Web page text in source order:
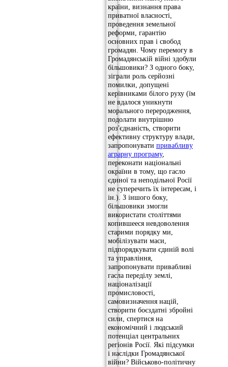
країни, визнання права
приватної власності,
проведення земельної
реформи, гарантію
основних прав і свобод
громадян. Чому перемогу в
Громадянській війні здобули
більшовики? З одного боку,
зіграли роль серйозні
помилки, допущені
керівниками білого руху (їм
не вдалося уникнути
морального переродження,
подолати внутрішню
роз'єднаність, створити
ефективну структуру влади,
запропонувати привабливу
аграрну програму,
переконати національні
окраїни в тому, що гасло
єдиної та неподільної Росії
не суперечить їх інтересам, і
ін.). З іншого боку,
більшовики змогли
використати століттями
копившееся невдоволення
старими порядку ми,
мобілізувати маси,
підпорядкувати єдиній волі
та управління,
запропонувати привабливі
гасла переділу землі,
націоналізації
промисловості,
самовизначення націй,
створити боєздатні збройні
сили, спертися на
економічний і людський
потенціал центральних
регіонів Росії. Які підсумки
і наслідки Громадянської
війни? Військово-політичну